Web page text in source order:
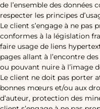
de l’ensemble des données
respecter les principes
Le client s’engage à ne pas
conformes à la législation
faire usage de liens
pages allant à l’encontre
ou pouvant nuire à l’image
Le client ne doit pas porter
bonnes mœurs et/ou aux
d’auteur, protection des